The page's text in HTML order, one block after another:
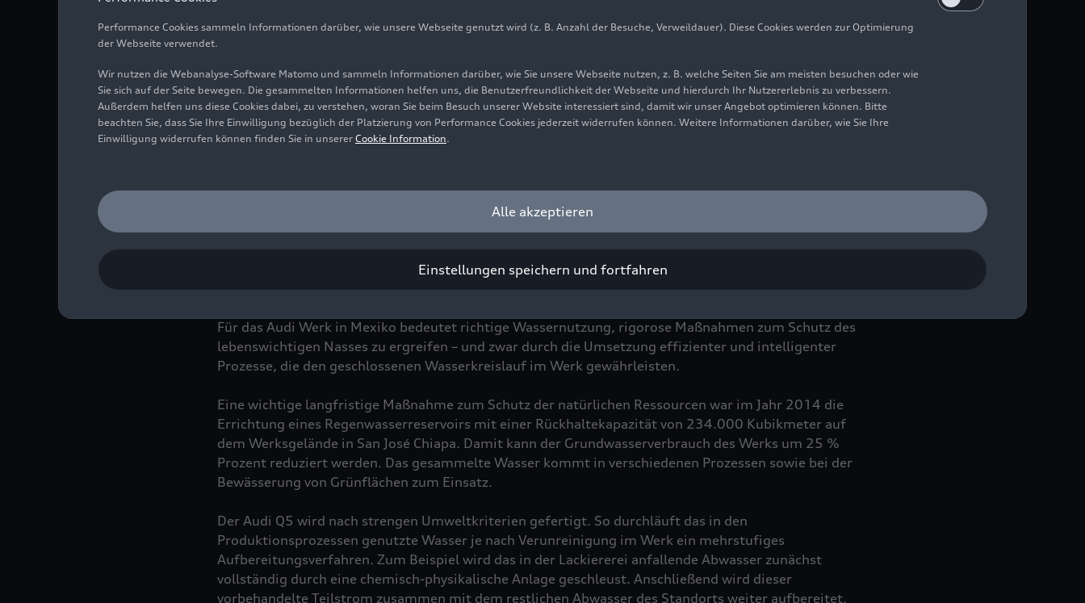
Für Audi México bedeutet konsequentes Handeln, die Nachhaltigkeit in den Mittelpunkt der
Unternehmensstrategie zu stellen – durch langfristige Maßnahmen für eine nachhaltige Zukunft. Seit
der Planung des Werks steht maximale Effizienz bei den Produktionsprozessen des Audi Q5 und der
Nutzung der natürlichen Ressourcen wie Wasser im Vordergrund. Das bedeutet, das lebenswichtige
Mission:Zero steht für eine neue Ära im Umweltschutz bei Audi México. Dabei handelt es sich um die
Umweltstrategie des Audi Konzerns für nachhaltige Produktion, die sich in vier Kernthemen gliedert:
Dekarbonisierung, Ressourceneffizienz, Biodiversität und Wassernutzung.
Für das Audi Werk in Mexiko bedeutet richtige Wassernutzung, rigorose Maßnahmen zum Schutz des
lebenswichtigen Nasses zu ergreifen – und zwar durch die Umsetzung effizienter und intelligenter
Prozesse, die den geschlossenen Wasserkreislauf im Werk gewährleisten.
Eine wichtige langfristige Maßnahme zum Schutz der natürlichen Ressourcen war im Jahr 2014 die
Errichtung eines Regenwasserreservoirs mit einer Rückhaltekapazität von 234.000 Kubikmeter auf
dem Werksgelände in San José Chiapa. Damit kann der Grundwasserverbrauch des Werks um 25 %
Prozent reduziert werden. Das gesammelte Wasser kommt in verschiedenen Prozessen sowie bei der
Bewässerung von Grünflächen zum Einsatz.
Der Audi Q5 wird nach strengen Umweltkriterien gefertigt. So durchläuft das in den
Produktionsprozessen genutzte Wasser je nach Verunreinigung im Werk ein mehrstufiges
Aufbereitungsverfahren. Zum Beispiel wird das in der Lackiererei anfallende Abwasser zunächst
vollständig durch eine chemisch-physikalische Anlage geschleust. Anschließend wird dieser
vorbehandelte Teilstrom zusammen mit dem restlichen Abwasser des Standorts weiter aufbereitet.
Performance Cookies sammeln Informationen darüber, wie unsere Webseite genutzt wird (z. B. Anzahl der Besuche, Verweildauer). Diese Cookies werden zur Optimierung
der Webseite verwendet.
Wir nutzen die Webanalyse-Software Matomo und sammeln Informationen darüber, wie Sie unsere Webseite nutzen, z. B. welche Seiten Sie am meisten besuchen oder wie
Sie sich auf der Seite bewegen. Die gesammelten Informationen helfen uns, die Benutzerfreundlichkeit der Webseite und hierdurch Ihr Nutzererlebnis zu verbessern.
Außerdem helfen uns diese Cookies dabei, zu verstehen, woran Sie beim Besuch unserer Website interessiert sind, damit wir unser Angebot optimieren können. Bitte
beachten Sie, dass Sie Ihre Einwilligung bezüglich der Platzierung von Performance Cookies jederzeit widerrufen können. Weitere Informationen darüber, wie Sie Ihre
Einwilligung widerrufen können finden Sie in unserer Cookie Information.
Alle akzeptieren
Einstellungen speichern und fortfahren